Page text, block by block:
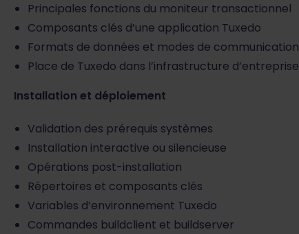
Principales fonctions du moniteur transactionnel
Composants clés d’une application Tuxedo
Formats de données et modes de communication
Place de Tuxedo dans l’infrastructure d’entreprise
Installation et déploiement
Validation des prérequis systèmes
Installation interactive ou silencieuse
Opérations post-installation
Répertoires et composants clés
Variables d’environnement Tuxedo
Commandes buildclient et buildserver